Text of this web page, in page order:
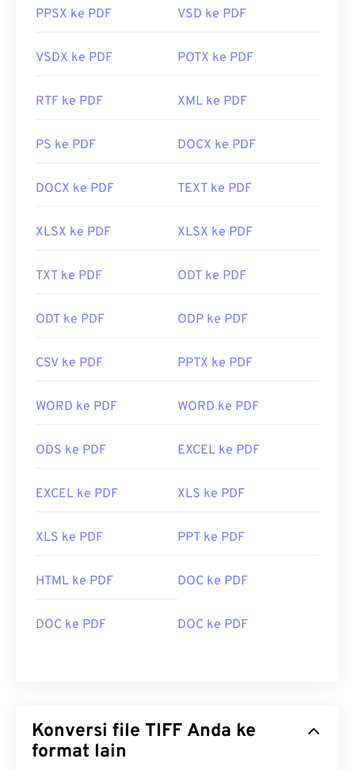
PPSX ke PDF VSD ke PDF
VSDX ke PDF POTX ke PDF
RTF ke PDF XML ke PDF
PS ke PDF DOCX ke PDF
DOCX ke PDF TEXT ke PDF
XLSX ke PDF XLSX ke PDF
TXT ke PDF ODT ke PDF
ODT ke PDF ODP ke PDF
CSV ke PDF PPTX ke PDF
WORD ke PDF WORD ke PDF
ODS ke PDF EXCEL ke PDF
EXCEL ke PDF XLS ke PDF
XLS ke PDF PPT ke PDF
HTML ke PDF DOC ke PDF
DOC ke PDF DOC ke PDF
Konversi file TIFF Anda ke
format lain